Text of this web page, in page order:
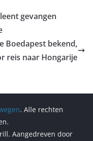
gevangen
Boedapest bekend,
reis naar Hongarije
. Alle rechten
Aangedreven door